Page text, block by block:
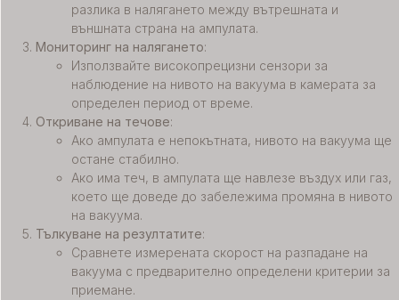
разлика в налягането между вътрешната и
външната страна на ампулата.
Мониторинг на налягането:
Използвайте високопрецизни сензори за
наблюдение на нивото на вакуума в камерата за
определен период от време.
Откриване на течове:
Ако ампулата е непокътната, нивото на вакуума ще
остане стабилно.
Ако има теч, в ампулата ще навлезе въздух или газ,
което ще доведе до забележима промяна в нивото
на вакуума.
Тълкуване на резултатите:
Сравнете измерената скорост на разпадане на
вакуума с предварително определени критерии за
приемане.